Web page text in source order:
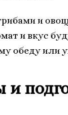
и
и вкус
обеду или